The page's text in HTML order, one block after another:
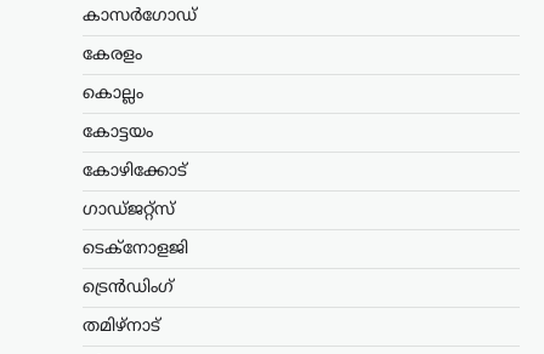
കാസർഗോഡ്
കേരളം
കൊല്ലം
കോട്ടയം
കോഴിക്കോട്
ഗാഡ്ജറ്റ്സ്
ടെക്നോളജി
ട്രെൻഡിംഗ്
തമിഴ്നാട്
വാഹനം
റോയല്‍ എന്‍ഫീല്‍ഡിന്റെ
പുതിയ ഹിമാലയന്‍ 440
പ്രമുഖ ഇരുചക്ര വാഹന
നിര്‍മാതാക്കളായ റോയല്‍ എന്‍ഫീല്‍ഡ്
പുതിയ അഡ്വഞ്ചര്‍
മോട്ടോര്‍സൈക്കിളായ ഹിമാലയന്‍ 440
തയ്യാറെടുപ്പിലാണെന്ന് റിപ്പോര്‍ട്ടുകള്‍.
‘D4G’ എന്ന കോഡ് നാമത്തിലുള്ള